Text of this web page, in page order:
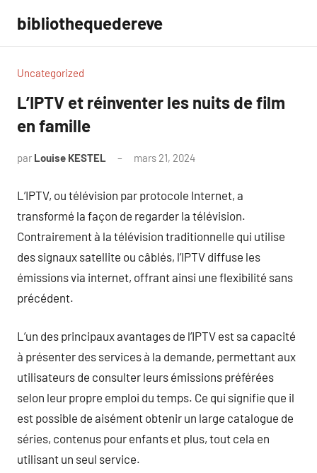
contenu
bibliothequedereve
Uncategorized
L’IPTV et réinventer les nuits de film
en famille
par Louise KESTEL mars 21, 2024
L’IPTV, ou télévision par protocole Internet, a
transformé la façon de regarder la télévision.
Contrairement à la télévision traditionnelle qui utilise
des signaux satellite ou câblés, l’IPTV diffuse les
émissions via internet, offrant ainsi une flexibilité sans
précédent.
L’un des principaux avantages de l’IPTV est sa capacité
à présenter des services à la demande, permettant aux
utilisateurs de consulter leurs émissions préférées
selon leur propre emploi du temps. Ce qui signifie que il
est possible de aisément obtenir un large catalogue de
séries, contenus pour enfants et plus, tout cela en
utilisant un seul service.